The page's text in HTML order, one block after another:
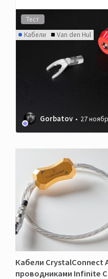
Тест
Кабели
Van den Hul
Gorbatov 27
Кабели CrystalConnect
проводниками Infinite